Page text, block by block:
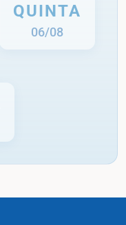
QUINTA
06/08